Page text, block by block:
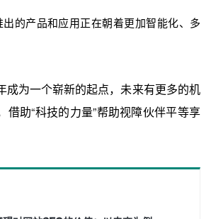
的产品和应用正在朝着更加智能化、多
成为一个崭新的起点，未来有更多的机
借助“科技的力量”帮助视障伙伴平等享